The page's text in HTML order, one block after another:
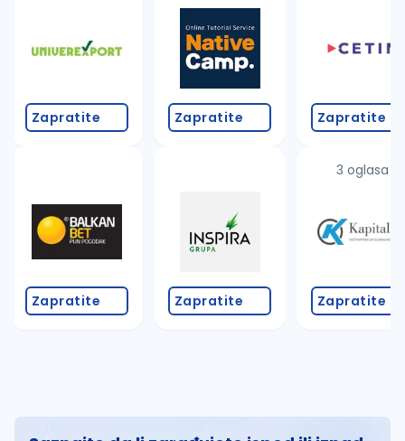
Zapratite
Zapratite
Zapratite
Zapratite
Zapratite
3 oglasa
Zapratite